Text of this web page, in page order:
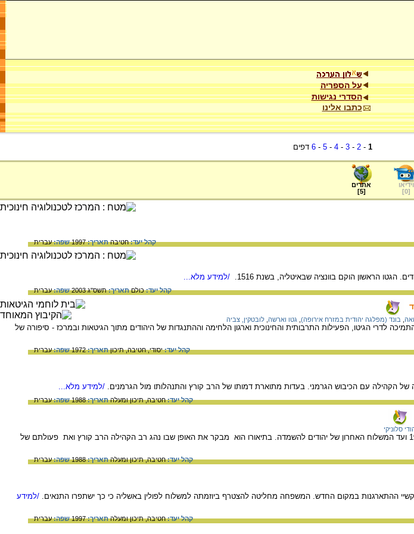
על הספריה
הסדרי נגישות
כתבו אלינו
1
-
2
-
3
-
4
-
5
-
6 דפים
וידיאו
[
0
]
אתרים
[
5
]
קהל יעד:חטיבהתאריך:1997 שפה:עברית
הגטו הראשון הוקם בוונציה שבאיטליה, בשנת 1516. /למידע מלא...
קהל יעד:כולםתאריך:תשס"ג 2003 שפה:עברית
בונד (מפלגה יהודית במזרח אירופה) גטו וארשה לובטקין, צביה
לדרי הגיטו, הפעילות התרבותית והחינוכית וארגון הלחימה וההתנגדות של היהודים מתוך הגיטאות ובמרכז - סיפורה של
קהל יעד:יסודי,חטיבה,תיכוןתאריך:1972 שפה:עברית
של הקהילה עם הכיבוש הגרמני. בעדות מתוארת דמותו של הרב קורץ והתנהלותו מול הגרמנים. /למידע מלא...
קהל יעד:חטיבה,תיכון ומעלהתאריך:1988 שפה:עברית
סלוניקי
ז'ק לוי מתאר את גורל יהודי סלוניקי מהקמת הגטו בפברואר 1943 ועד המשלוח האחרון של יהודים להשמדה. בתיאורו הוא מבקר את האופן שבו נהג רב הקהילה הרב קורץ ואת פעולתם של
קהל יעד:חטיבה,תיכון ומעלהתאריך:1988 שפה:עברית
ההתארגנות במקום החדש. המשפחה מחליטה להצטרף ביוזמתה למשלוח לפולין באשליה כי כך ישתפרו התנאים. /למידע
קהל יעד:חטיבה,תיכון ומעלהתאריך:1997 שפה:עברית